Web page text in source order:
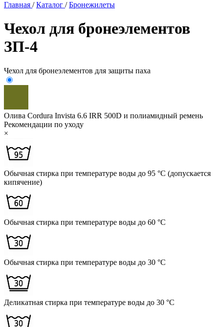
Главная / Каталог / Бронежилеты
Чехол для бронеэлементов
ЗП-4
Чехол для бронеэлементов для защиты паха
Олива Cordura Invista 6.6 IRR 500D и полиамидный ремень
Рекомендации по уходу
×
Обычная стирка при температуре воды до 95 °C (допускается
кипячение)
Обычная стирка при температуре воды до 60 °C
Обычная стирка при температуре воды до 30 °C
Деликатная стирка при температуре воды до 30 °C